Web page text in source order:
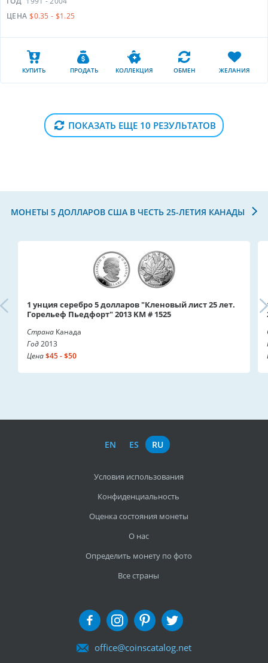
ЦЕНА $0.35 - $1.25
КУПИТЬ ПРОДАТЬ КОЛЛЕКЦИЯ ОБМЕН ЖЕЛАНИЯ
ПОКАЗАТЬ ЕЩЕ 10 РЕЗУЛЬТАТОВ
МОНЕТЫ 5 ДОЛЛАРОВ США В ЧЕСТЬ 25-ЛЕТИЯ КАНАДЫ
1 унция серебро 5 долларов "Кленовый лист 25 лет.
Горельеф Пьедфорт" 2013 KM # 1525
Страна Канада
Год2013
Цена$45 - $50
EN ES RU
Условия использования
Конфиденциальность
Оценка состояния монеты
О нас
Определить монету по фото
Все страны
office@coinscatalog.net